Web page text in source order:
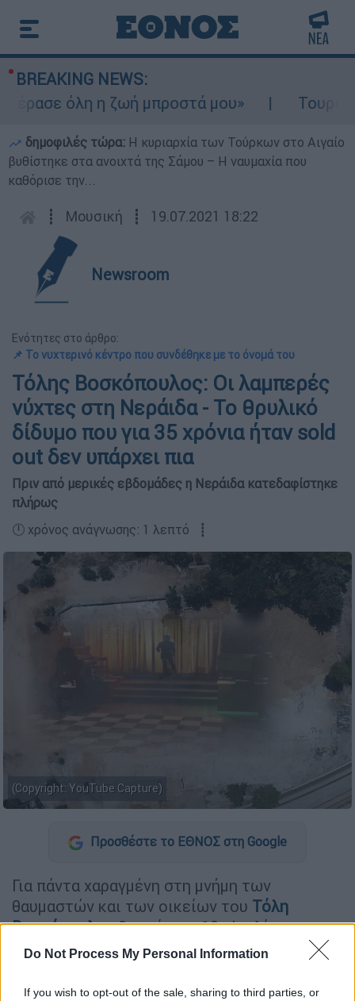
Do Not Process My Personal Information
If you wish to opt-out of the sale, sharing to third parties, or
BREAKING NEWS:
όλη η ζωή μπροστά μου»
δημοφιλές τώρα: Η κυριαρχία των Τούρκων στο Αιγαίο
βυθίστηκε στα ανοιχτά της Σάμου – Η ναυμαχία που
καθόρισε την...
┋ Μουσική ┋ 19.07.2021 18:22
Newsroom
Ενότητες στο άρθρο:
📌 Το νυχτερινό κέντρο που συνδέθηκε με το όνομά του
Τόλης Βοσκόπουλος: Οι λαμπερές
νύχτες στη Νεράιδα - Το θρυλικό
δίδυμο που για 35 χρόνια ήταν sold
out δεν υπάρχει πια
Πριν από μερικές εβδομάδες η Νεράιδα κατεδαφίστηκε
πλήρως
🕛 χρόνος ανάγνωσης: 1 λεπτό ┋
(Copyright: YouTube Capture)
Προσθέστε το ΕΘΝΟΣ στη Google
Για πάντα χαραγμένη στη μνήμη των
θαυμαστών και των οικείων του Τόλη
Βοσκόπουλουθα μείνει η 19η Ιουλίου, η
ημέρα πουπέθανεο «πρίγκιπας» του
ετών.